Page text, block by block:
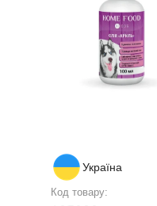
Україна
Код товару: